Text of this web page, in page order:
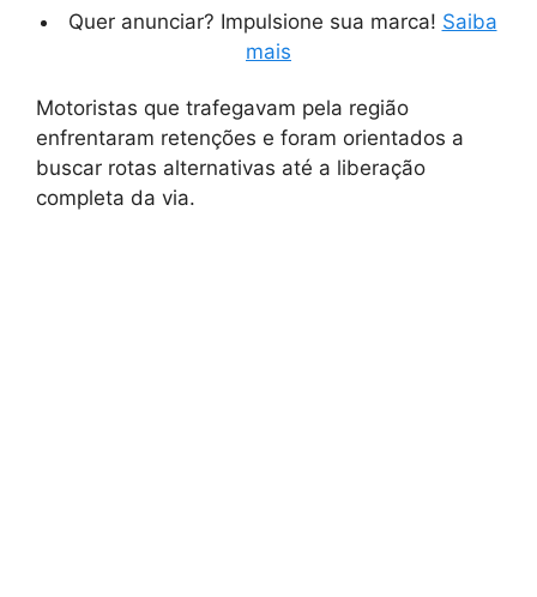
Quer anunciar? Impulsione sua marca! Saiba
mais
Motoristas que trafegavam pela região
enfrentaram retenções e foram orientados a
buscar rotas alternativas até a liberação
completa da via.